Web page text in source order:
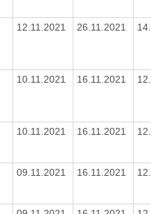
12.11.2021 26.11.2021
10.11.2021 16.11.2021
10.11.2021 16.11.2021
09.11.2021 16.11.2021